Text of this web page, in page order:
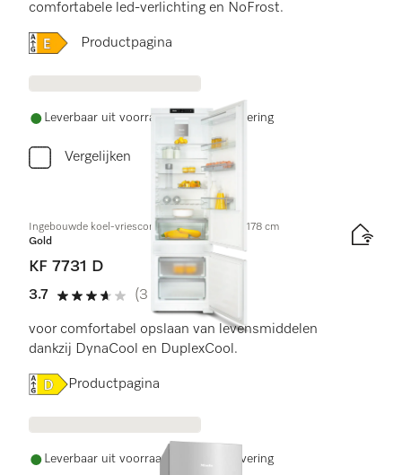
comfortabele led-verlichting en NoFrost.
Online Label Flag, Energielabel
Productpagina
Leverbaar uit voorraad met gratis levering
Vergelijken
Ingebouwde koel-vriescombinatie, nishoogte 178 cm
Gold
KF 7731 D
3.7
3.7 sterren van de 5
(3 beoordelingen)
voor comfortabel opslaan van levensmiddelen
dankzij DynaCool en DuplexCool.
Online Label Flag, Energielabel
Productpagina
Leverbaar uit voorraad met gratis levering